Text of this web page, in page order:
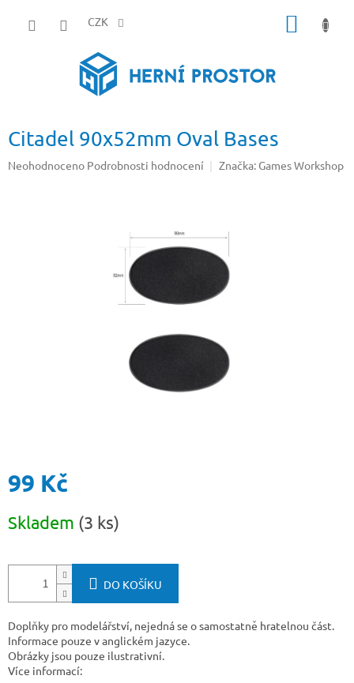
CZK
Citadel 90x52mm Oval Bases
Průměrné
Neohodnoceno Podrobnosti hodnocení Značka: Games Workshop
99 Kč
cena:
Skladem (3 ks)
DO KOŠÍKU
Doplňky pro modelářství, nejedná se o samostatně hratelnou část.
Informace pouze v anglickém jazyce.
Obrázky jsou pouze ilustrativní.
Více informací: